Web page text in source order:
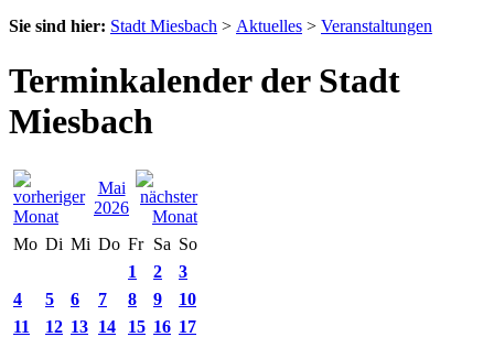
Sie sind hier: Stadt Miesbach > Aktuelles > Veranstaltungen
Terminkalender der Stadt
Miesbach
Mai
2026
Mo Di Mi Do Fr Sa So
1
2
3
4
5 6 7 8 9
10
11
12 13 14 15 16 17